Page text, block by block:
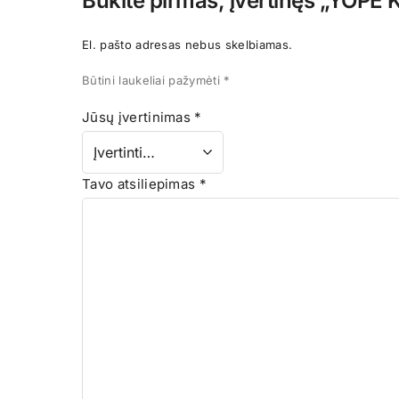
El. pašto adresas nebus skelbiamas.
Būtini laukeliai pažymėti *
Jūsų įvertinimas *
Tavo atsiliepimas *